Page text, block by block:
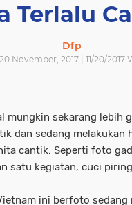
Terlalu
Dfp
20 November, 2017 | 11/20/2017
sekarang lebih
dan sedang melakukan
cantik. Seperti foto
satu kegiatan, cuci
ini berfoto sedang